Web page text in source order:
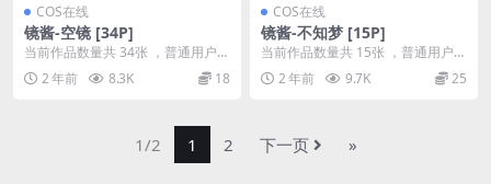
COS在线
镜酱-空镜 [34P]
当前作品数量共 34张 ，普通用户免
费查看前三张；会员全站免费看：
解锁会员权限镜...
2 年前 8.3K 18
COS在线
镜酱-不知梦 [15P]
当前作品数量共 15张 ，普通用户免
费查看前三张；会员全站免费看：
解锁会员权限镜...
2 年前 9.7K 25
1/2 1 2 下一页 »